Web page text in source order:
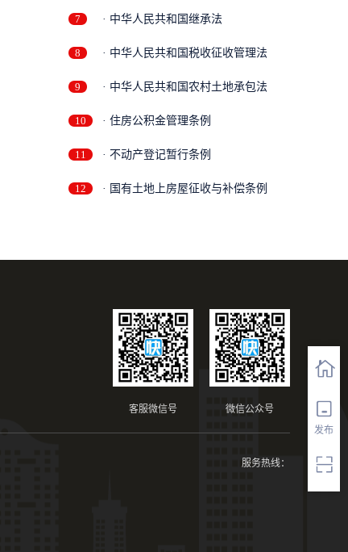
发布
7 · 中华人民共和国继承法
8 · 中华人民共和国税收征收管理法
9 · 中华人民共和国农村土地承包法
10 · 住房公积金管理条例
11 · 不动产登记暂行条例
12 · 国有土地上房屋征收与补偿条例
微信公众号
客服微信号
服务热线：